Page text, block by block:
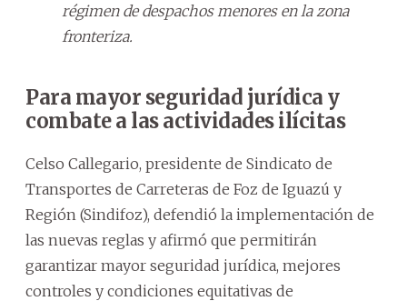
régimen de despachos menores en la zona
fronteriza.
Para mayor seguridad jurídica y
combate a las actividades ilícitas
Celso Callegario, presidente de Sindicato de
Transportes de Carreteras de Foz de Iguazú y
Región (Sindifoz), defendió la implementación de
las nuevas reglas y afirmó que permitirán
garantizar mayor seguridad jurídica, mejores
controles y condiciones equitativas de